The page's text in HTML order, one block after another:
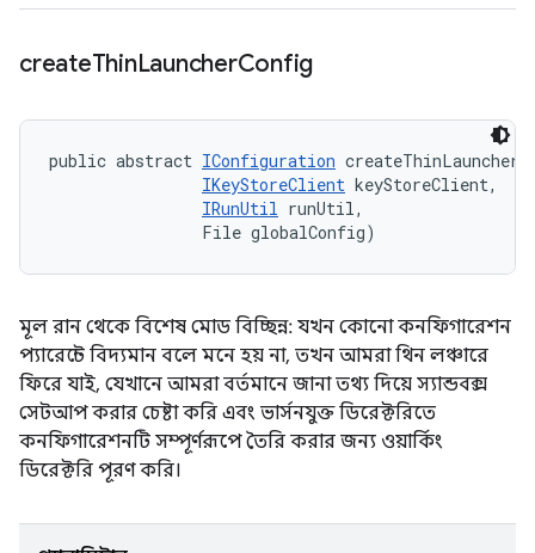
createThinLauncherConfig
public abstract IConfiguration
IKeyStoreClient keyStoreClient,
IRunUtil runUtil,
                File globalConfig)
মূল রান থেকে বিশেষ মোড বিচ্ছিন্ন: যখন কোনো কনফিগারেশন
প্যারেন্টে বিদ্যমান বলে মনে হয় না, তখন আমরা থিন লঞ্চারে
ফিরে যাই, যেখানে আমরা বর্তমানে জানা তথ্য দিয়ে স্যান্ডবক্স
সেটআপ করার চেষ্টা করি এবং ভার্সনযুক্ত ডিরেক্টরিতে
কনফিগারেশনটি সম্পূর্ণরূপে তৈরি করার জন্য ওয়ার্কিং
ডিরেক্টরি পূরণ করি।